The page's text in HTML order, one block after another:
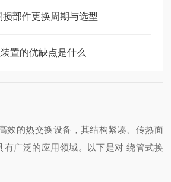
部件更换周期与选型
置的优缺点是什么
效的热交换设备，其结构紧凑、传热面
有广泛的应用领域。以下是对 绕管式换